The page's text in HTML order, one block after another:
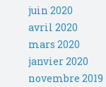
juin 2020
avril 2020
mars 2020
janvier 2020
novembre 2019